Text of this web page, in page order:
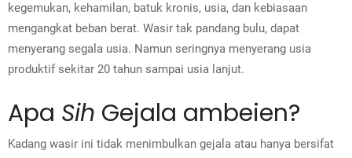
kegemukan, kehamilan, batuk kronis, usia, dan kebiasaan
mengangkat beban berat. Wasir tak pandang bulu, dapat
menyerang segala usia. Namun seringnya menyerang usia
produktif sekitar 20 tahun sampai usia lanjut.
Apa Sih Gejala ambeien?
Kadang wasir ini tidak menimbulkan gejala atau hanya bersifat